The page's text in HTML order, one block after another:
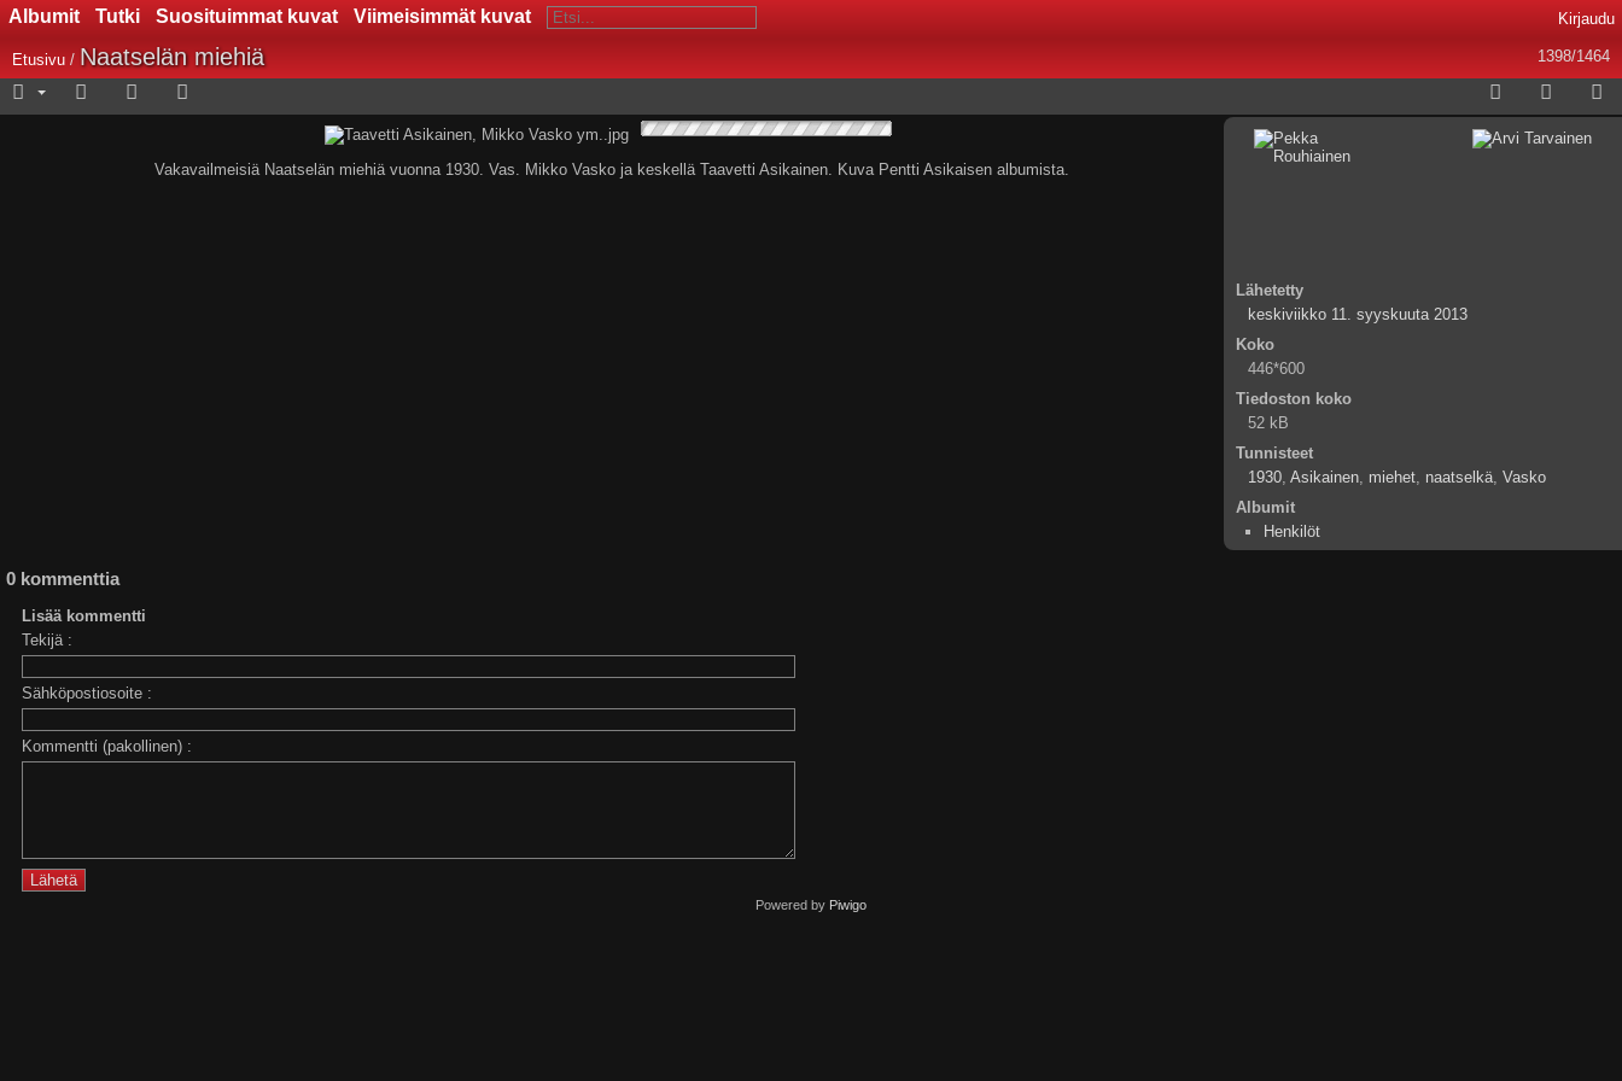
Albumit Tutki Suosituimmat kuvat Viimeisimmät kuvat Kirjaudu
1398/1464
Etusivu / Naatselän miehiä
Vakavailmeisiä Naatselän miehiä vuonna 1930. Vas. Mikko Vasko ja keskellä Taavetti Asikainen. Kuva Pentti Asikaisen albumista.
Lähetetty
keskiviikko 11. syyskuuta 2013
Koko
446*600
Tiedoston koko
52 kB
Tunnisteet
1930, Asikainen, miehet, naatselkä, Vasko
Albumit
Henkilöt
0 kommenttia
Lisää kommentti
Tekijä :
Sähköpostiosoite :
Kommentti (pakollinen) :
Powered by Piwigo